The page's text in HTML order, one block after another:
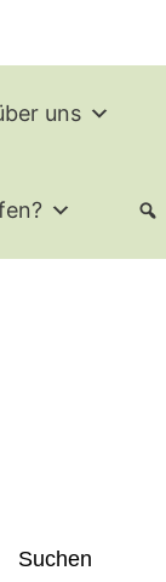
uns
Suchen